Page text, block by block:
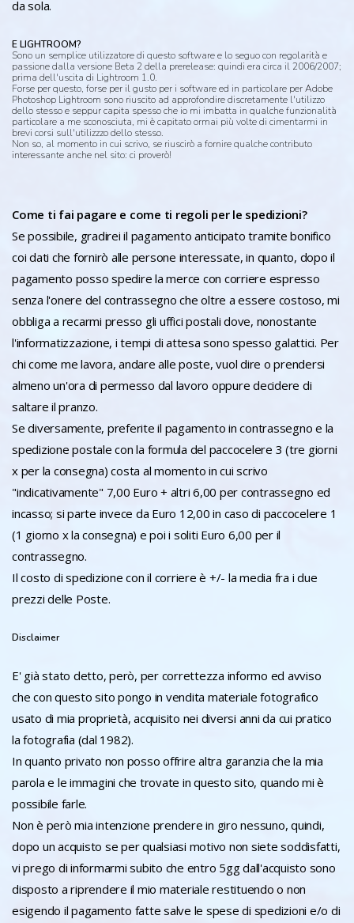
da sola.
E LIGHTROOM?
Sono un semplice utilizzatore di questo software e lo seguo con regolarità e
passione dalla versione Beta 2 della prerelease: quindi era circa il 2006/2007;
prima dell'uscita di Lightroom 1.0.
Forse per questo, forse per il gusto per i software ed in particolare per Adobe
Photoshop Lightroom sono riuscito ad approfondire discretamente l'utilizzo
dello stesso e seppur capita spesso che io mi imbatta in qualche funzionalità
particolare a me sconosciuta, mi è capitato ormai più volte di cimentarmi in
brevi corsi sull'utilizzzo dello stesso.
Non so, al momento in cui scrivo, se riuscirò a fornire qualche contributo
interessante anche nel sito: ci proverò!
Come ti fai pagare e come ti regoli per le spedizioni?
Se possibile, gradirei il pagamento anticipato tramite bonifico
coi dati che fornirò alle persone interessate, in quanto, dopo il
pagamento posso spedire la merce con corriere espresso
senza l'onere del contrassegno che oltre a essere costoso, mi
obbliga a recarmi presso gli uffici postali dove, nonostante
l'informatizzazione, i tempi di attesa sono spesso galattici. Per
chi come me lavora, andare alle poste, vuol dire o prendersi
almeno un'ora di permesso dal lavoro oppure decidere di
saltare il pranzo.
Se diversamente, preferite il pagamento in contrassegno e la
spedizione postale con la formula del paccocelere 3 (tre giorni
x per la consegna) costa al momento in cui scrivo
"indicativamente" 7,00 Euro + altri 6,00 per contrassegno ed
incasso; si parte invece da Euro 12,00 in caso di paccocelere 1
(1 giorno x la consegna) e poi i soliti Euro 6,00 per il
contrassegno.
Il costo di spedizione con il corriere è +/- la media fra i due
prezzi delle Poste.
Disclaimer
E' già stato detto, però, per correttezza informo ed avviso
che con questo sito pongo in vendita materiale fotografico
usato di mia proprietà, acquisito nei diversi anni da cui pratico
la fotografia (dal 1982).
In quanto privato non posso offrire altra garanzia che la mia
parola e le immagini che trovate in questo sito, quando mi è
possibile farle.
Non è però mia intenzione prendere in giro nessuno, quindi,
dopo un acquisto se per qualsiasi motivo non siete soddisfatti,
vi prego di informarmi subito che entro 5gg dall'acquisto sono
disposto a riprendere il mio materiale restituendo o non
esigendo il pagamento fatte salve le spese di spedizioni e/o di